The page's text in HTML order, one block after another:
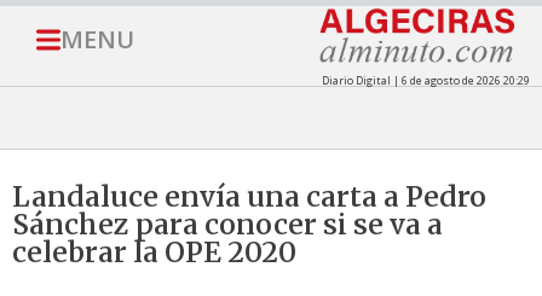
MENU
Diario Digital | 6 de agosto de 2026 20:29
Landaluce envía una carta a Pedro
Sánchez para conocer si se va a
celebrar la OPE 2020